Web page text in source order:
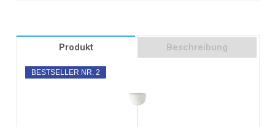
Produkt Beschreibung
BESTSELLER NR. 2